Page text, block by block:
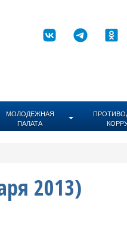
МОЛОДЕЖНАЯ
ПАЛАТА
2013)